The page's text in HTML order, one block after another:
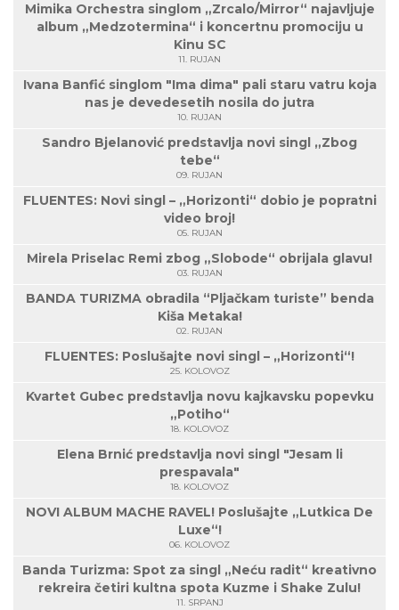
Mimika Orchestra singlom „Zrcalo/Mirror“ najavljuje
album „Medzotermina“ i koncertnu promociju u
Kinu SC
11. RUJAN
Ivana Banfić singlom "Ima dima" pali staru vatru koja
nas je devedesetih nosila do jutra
10. RUJAN
Sandro Bjelanović predstavlja novi singl „Zbog
tebe“
09. RUJAN
FLUENTES: Novi singl – „Horizonti“ dobio je popratni
video broj!
05. RUJAN
Mirela Priselac Remi zbog „Slobode“ obrijala glavu!
03. RUJAN
BANDA TURIZMA obradila “Pljačkam turiste” benda
Kiša Metaka!
02. RUJAN
FLUENTES: Poslušajte novi singl – „Horizonti“!
25. KOLOVOZ
Kvartet Gubec predstavlja novu kajkavsku popevku
„Potiho“
18. KOLOVOZ
Elena Brnić predstavlja novi singl "Jesam li
prespavala"
18. KOLOVOZ
NOVI ALBUM MACHE RAVEL! Poslušajte „Lutkica De
Luxe“!
06. KOLOVOZ
Banda Turizma: Spot za singl „Neću radit“ kreativno
rekreira četiri kultna spota Kuzme i Shake Zulu!
11. SRPANJ